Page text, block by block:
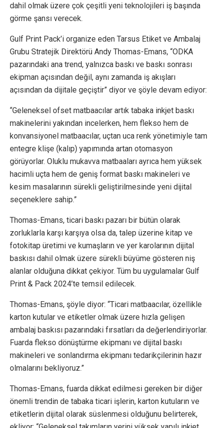
dahil olmak üzere çok çeşitli yeni teknolojileri iş başında
görme şansı verecek.
Gulf Print Pack’i organize eden Tarsus Etiket ve Ambalaj
Grubu Stratejik Direktörü Andy Thomas-Emans, “ODKA
pazarındaki ana trend, yalnızca baskı ve baskı sonrası
ekipman açısından değil, aynı zamanda iş akışları
açısından da dijitale geçiştir” diyor ve şöyle devam ediyor:
“Geleneksel ofset matbaacılar artık tabaka inkjet baskı
makinelerini yakından incelerken, hem flekso hem de
konvansiyonel matbaacılar, uçtan uca renk yönetimiyle tam
entegre klişe (kalıp) yapımında artan otomasyon
görüyorlar. Oluklu mukavva matbaaları ayrıca hem yüksek
hacimli uçta hem de geniş format baskı makineleri ve
kesim masalarının sürekli geliştirilmesinde yeni dijital
seçeneklere sahip.”
Thomas-Emans, ticari baskı pazarı bir bütün olarak
zorluklarla karşı karşıya olsa da, talep üzerine kitap ve
fotokitap üretimi ve kumaşların ve yer karolarının dijital
baskısı dahil olmak üzere sürekli büyüme gösteren niş
alanlar olduğuna dikkat çekiyor. Tüm bu uygulamalar Gulf
Print & Pack 2024’te temsil edilecek.
Thomas-Emans, şöyle diyor: “Ticari matbaacılar, özellikle
karton kutular ve etiketler olmak üzere hızla gelişen
ambalaj baskısı pazarındaki fırsatları da değerlendiriyorlar.
Fuarda flekso dönüştürme ekipmanı ve dijital baskı
makineleri ve sonlandırma ekipmanı tedarikçilerinin hazır
olmalarını bekliyoruz.”
Thomas-Emans, fuarda dikkat edilmesi gereken bir diğer
önemli trendin de tabaka ticari işlerin, karton kutuların ve
etiketlerin dijital olarak süslenmesi olduğunu belirterek,